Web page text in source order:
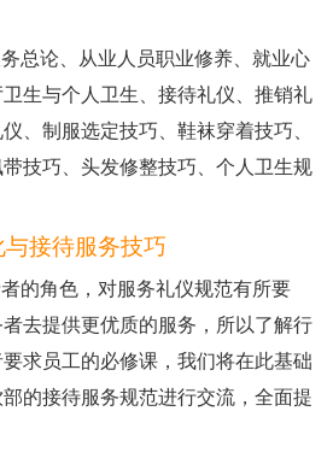
总论、从业人员职业修养、就业心
生与个人卫生、接待礼仪、推销礼
、制服选定技巧、鞋袜穿着技巧、
技巧、头发修整技巧、个人卫生规
接待服务技巧
的角色，对服务礼仪规范有所要
去提供更优质的服务，所以了解行
求员工的必修课，我们将在此基础
部的接待服务规范进行交流，全面提